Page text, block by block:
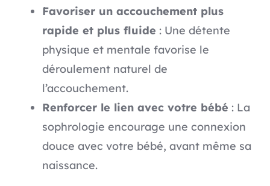
Favoriser un accouchement plus
rapide et plus fluide : Une détente
physique et mentale favorise le
déroulement naturel de
l’accouchement.
Renforcer le lien avec votre bébé : La
sophrologie encourage une connexion
douce avec votre bébé, avant même sa
naissance.